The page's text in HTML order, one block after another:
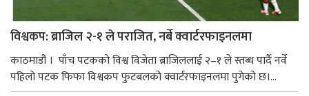
विश्वकप: ब्राजिल २-१ ले पराजित, नर्बे क्वार्टरफाइनलमा
काठमाडौं । पाँच पटकको विश्व विजेता ब्राजिललाई २–१ ले स्तब्ध पार्दै नर्वे
पहिलो पटक फिफा विश्वकप फुटबलको क्वार्टरफाइनलमा पुगेको छ।...